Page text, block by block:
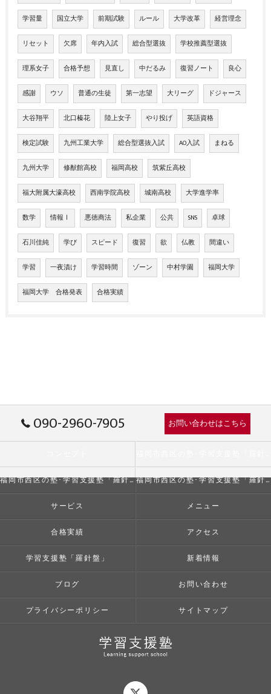
学習量 国立大学 前期試験 ルール 大学改革 経営理念
リセット 欠席 年内入試 総合型選抜 学校推薦型選抜
理系女子 合格予想 見直し 中だるみ 復習ノート 良心
感謝 ウソ 普通の生徒 第一志望 大リーグ ドジャース
大谷翔平 北口榛花 陸上女子 やり投げ 英語資格
検定試験 九州工業大学 総合型選抜入試 AO入試 まねる
九州大学 修猷館高校 福岡高校 筑紫丘高校
福大附属大濠高校 西南学院高校 城南高校 大学進学率
数学 情報Ⅰ 悪徳商法 私企業 公共 SNS 卓球
石川佳純 学び スピード 復習 欲 仏教 間違い
学習 一夜漬け 学習時間 ゾーン 中村学園 福岡大学
福岡大学 合格発表 合格実績
090-2960-7905 お問い合わせはこちら
福岡市西区の塾･学習支援塾「羅針盤」の評判 福岡市西区の塾･学習支援塾「羅針盤」のお客様の声
サービス メニュー
合格実績 アクセス
学習支援塾「羅針盤」 新着情報
ブログ お問い合わせ
プライバシーポリシー サイトマップ